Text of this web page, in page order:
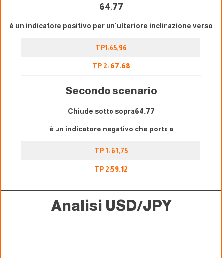
64.77
è un indicatore positivo per un'ulteriore inclinazione verso
TP1:65,96
TP 2: 67.68
Secondo scenario
Chiude sotto sopra64.77
è un indicatore negativo che porta a
TP 1: 61,75
TP 2:59.12
Analisi USD/JPY